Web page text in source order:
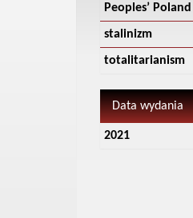
Peoples’ Poland
stalinizm
totalitarianism
Data wydania
2021